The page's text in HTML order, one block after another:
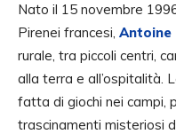
Nato il 15 novembre
Pirenei francesi, Antoine
rurale, tra piccoli centri,
alla terra e all’ospitalità.
fatta di giochi nei campi,
trascinamenti misteriosi